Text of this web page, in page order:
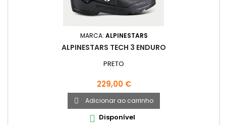
MARCA: ALPINESTARS
ALPINESTARS TECH 3 ENDURO
PRETO
Preço
229,00 €
 Adicionar ao carrinho
 Disponível